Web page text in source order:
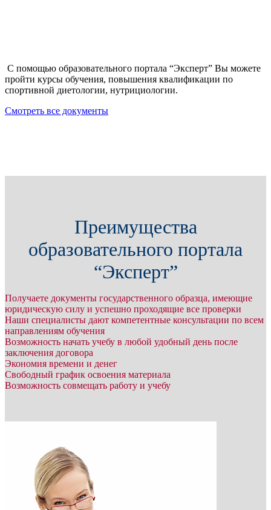
С помощью образовательного портала “Эксперт” Вы можете
пройти курсы обучения, повышения квалификации по
спортивной диетологии, нутрициологии.
Смотреть все документы
Преимущества
образовательного портала
“Эксперт”
Получаете документы государственного образца, имеющие
юридическую силу и успешно проходящие все проверки
Наши специалисты дают компетентные консультации по всем
направлениям обучения
Возможность начать учебу в любой удобный день после
заключения договора
Экономия времени и денег
Свободный график освоения материала
Возможность совмещать работу и учебу